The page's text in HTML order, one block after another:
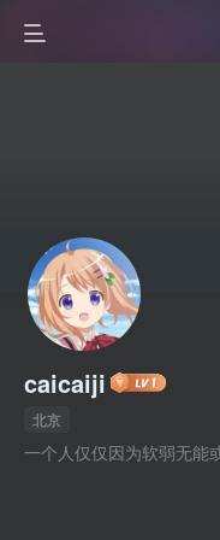
caicaiji
北京
一个人仅仅因为软弱无能